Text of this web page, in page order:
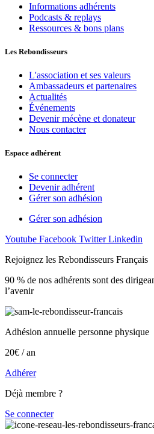
Informations adhérents
Podcasts & replays
Ressources & bons plans
Les Rebondisseurs
L'association et ses valeurs
Ambassadeurs et partenaires
Actualités
Événements
Devenir mécène et donateur
Nous contacter
Espace adhérent
Se connecter
Devenir adhérent
Gérer son adhésion
Gérer son adhésion
Youtube Facebook Twitter Linkedin
Rejoignez les Rebondisseurs Français
90 % de nos adhérents sont des
l’avenir
Adhésion annuelle personne physique
20€ / an
Adhérer
Déjà membre ?
Se connecter